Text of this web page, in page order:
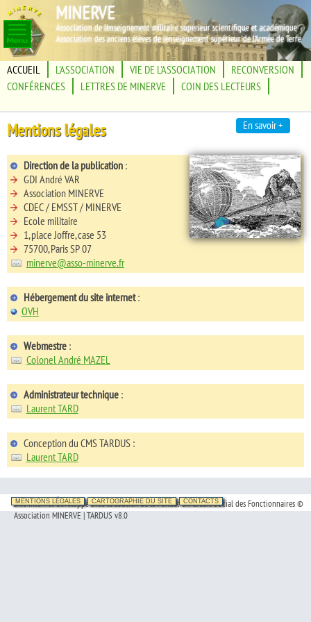
En savoir +
Association de l'enseignement militaire supérieur scientifique et académique
Association des anciens élèves de l'enseignement supérieur de l'Armée de Terre
MINERVE
ACCUEIL L'ASSOCIATION VIE DE L'ASSOCIATION
RECONVERSION
CONFÉRENCES
LETTRES DE MINERVE COIN DES LECTEURS
Mentions légales
Direction de la publication :
GDI André VAR
Association MINERVE
CDEC / EMSST / MINERVE
Ecole militaire
1, place Joffre, case 53
75700, Paris SP 07
minerve@asso-minerve.fr
Hébergement du site internet:
OVH
Webmestre :
Colonel André MAZEL
Administrateur technique :
Laurent TARD
Conception du CMS TARDUS :
Laurent TARD
MENTIONS LÉGALES CARTOGRAPHIE DU SITE CONTACTS
Site Internet développé avec le soutien de la Fondation Crédit Social des Fonctionnaires ©
Association MINERVE | TARDUS v8.0